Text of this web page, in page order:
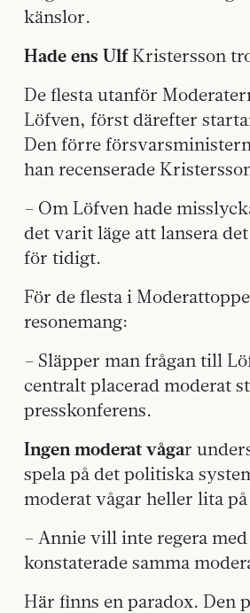
känslor.
Hade ens UlfKristersson
De flesta utanför
Löfven, först därefter
Den förre
han recenserade
– Om Löfven hade
det varit läge att lansera
för tidigt.
För de flesta i
resonemang:
– Släpper man frågan till
centralt placerad moderat
presskonferens.
Ingen moderat vågar
spela på det politiska
moderat vågar heller lita
– Annie vill inte regera
konstaterade samma
Här finns en paradox. Den